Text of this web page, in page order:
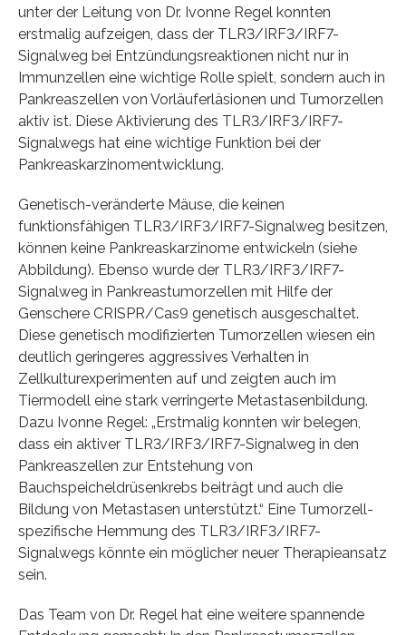
unter der Leitung von Dr. Ivonne Regel konnten
erstmalig aufzeigen, dass der TLR3/IRF3/IRF7-
Signalweg bei Entzündungsreaktionen nicht nur in
Immunzellen eine wichtige Rolle spielt, sondern auch in
Pankreaszellen von Vorläuferläsionen und Tumorzellen
aktiv ist. Diese Aktivierung des TLR3/IRF3/IRF7-
Signalwegs hat eine wichtige Funktion bei der
Pankreaskarzinomentwicklung.
Genetisch-veränderte Mäuse, die keinen
funktionsfähigen TLR3/IRF3/IRF7-Signalweg besitzen,
können keine Pankreaskarzinome entwickeln (siehe
Abbildung). Ebenso wurde der TLR3/IRF3/IRF7-
Signalweg in Pankreastumorzellen mit Hilfe der
Genschere CRISPR/Cas9 genetisch ausgeschaltet.
Diese genetisch modifizierten Tumorzellen wiesen ein
deutlich geringeres aggressives Verhalten in
Zellkulturexperimenten auf und zeigten auch im
Tiermodell eine stark verringerte Metastasenbildung.
Dazu Ivonne Regel: „Erstmalig konnten wir belegen,
dass ein aktiver TLR3/IRF3/IRF7-Signalweg in den
Pankreaszellen zur Entstehung von
Bauchspeicheldrüsenkrebs beiträgt und auch die
Bildung von Metastasen unterstützt.“ Eine Tumorzell-
spezifische Hemmung des TLR3/IRF3/IRF7-
Signalwegs könnte ein möglicher neuer Therapieansatz
sein.
Das Team von Dr. Regel hat eine weitere spannende